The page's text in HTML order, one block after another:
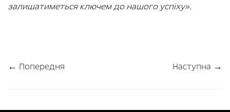
залишатиметься ключем до нашого успіху».
← Попередня Наступна →